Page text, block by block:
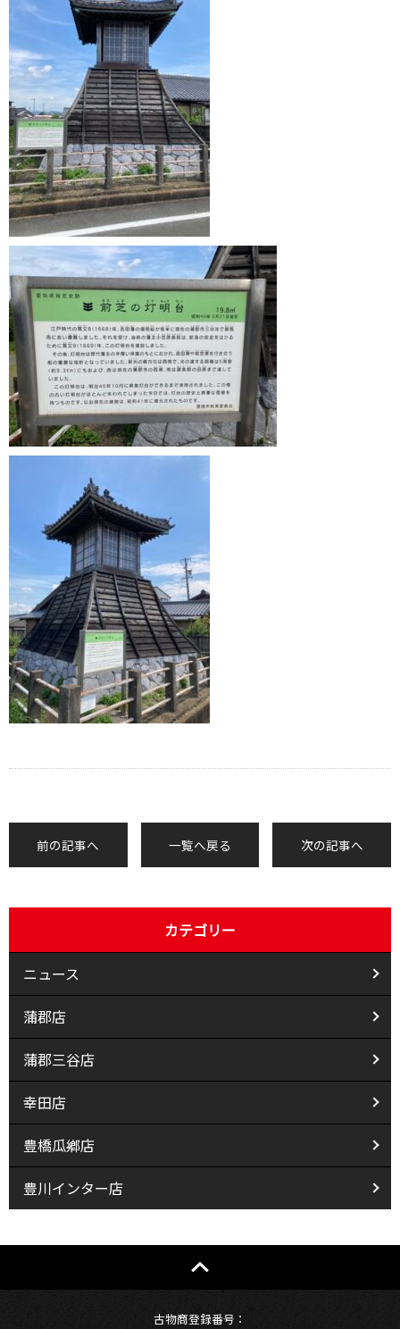
前の記事へ 一覧へ戻る 次の記事へ
カテゴリー
ニュース
蒲郡店
蒲郡三谷店
幸田店
豊橋瓜鄕店
豊川インター店
古物商登録番号：